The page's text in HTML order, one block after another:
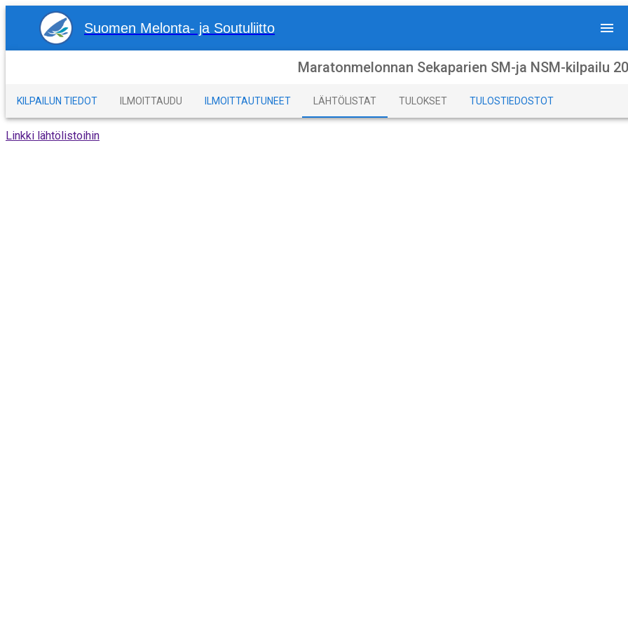
Suomen Melonta- ja Soutuliitto
Maratonmelonnan Sekaparien SM-ja NSM-kilpailu
KILPAILUN TIEDOT ILMOITTAUDU ILMOITTAUTUNEET LÄHTÖLISTAT TULOKSET TULOSTIEDOSTOT
Linkki lähtölistoihin